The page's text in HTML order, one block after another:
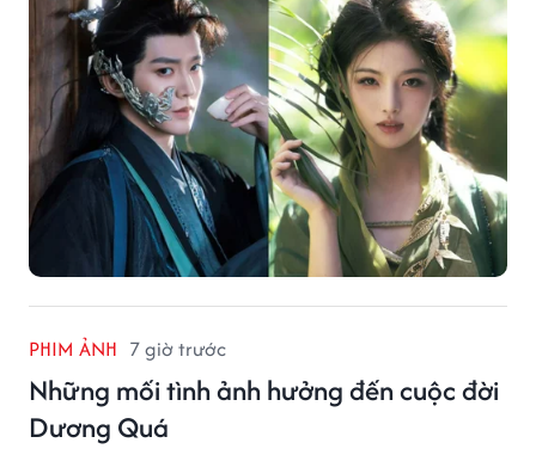
PHIM ẢNH 7 giờ trước
Những mối tình ảnh hưởng đến cuộc đời
Dương Quá